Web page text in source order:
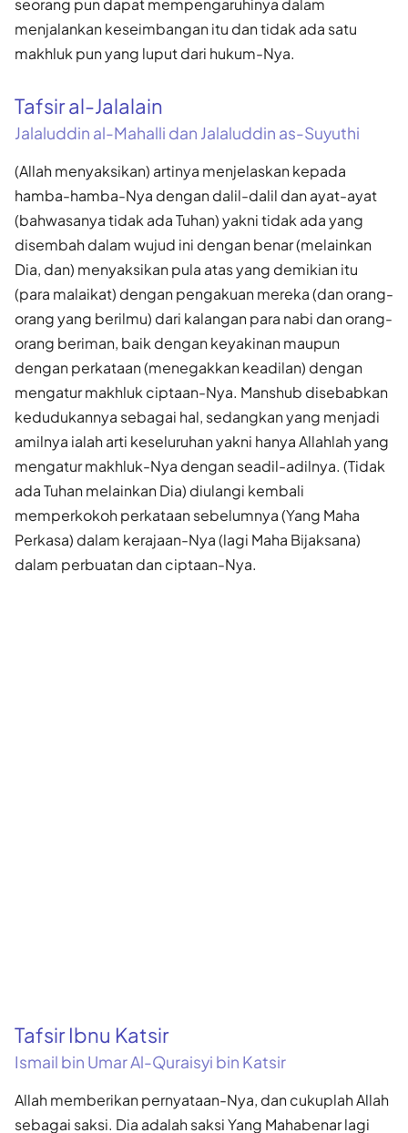
seorang pun dapat mempengaruhinya dalam
menjalankan keseimbangan itu dan tidak ada satu
makhluk pun yang luput dari hukum-Nya.
Tafsir al-Jalalain
Jalaluddin al-Mahalli dan Jalaluddin as-Suyuthi
(Allah menyaksikan) artinya menjelaskan kepada
hamba-hamba-Nya dengan dalil-dalil dan ayat-ayat
(bahwasanya tidak ada Tuhan) yakni tidak ada yang
disembah dalam wujud ini dengan benar (melainkan
Dia, dan) menyaksikan pula atas yang demikian itu
(para malaikat) dengan pengakuan mereka (dan orang-
orang yang berilmu) dari kalangan para nabi dan orang-
orang beriman, baik dengan keyakinan maupun
dengan perkataan (menegakkan keadilan) dengan
mengatur makhluk ciptaan-Nya. Manshub disebabkan
kedudukannya sebagai hal, sedangkan yang menjadi
amilnya ialah arti keseluruhan yakni hanya Allahlah yang
mengatur makhluk-Nya dengan seadil-adilnya. (Tidak
ada Tuhan melainkan Dia) diulangi kembali
memperkokoh perkataan sebelumnya (Yang Maha
Perkasa) dalam kerajaan-Nya (lagi Maha Bijaksana)
dalam perbuatan dan ciptaan-Nya.
Tafsir Ibnu Katsir
Ismail bin Umar Al-Quraisyi bin Katsir
Allah memberikan pernyataan-Nya, dan cukuplah Allah
sebagai saksi. Dia adalah saksi Yang Mahabenar lagi